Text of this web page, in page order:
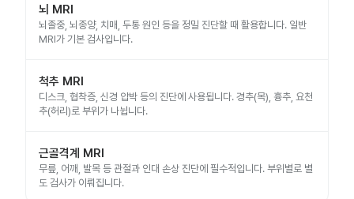
뇌 MRI
뇌졸중, 뇌종양, 치매, 두통 원인 등을 정밀 진단할 때 활용합니다. 일반
MRI가 기본 검사입니다.
척추 MRI
디스크, 협착증, 신경 압박 등의 진단에 사용됩니다. 경추(목), 흉추, 요천
추(허리)로 부위가 나뉩니다.
근골격계 MRI
무릎, 어깨, 발목 등 관절과 인대 손상 진단에 필수적입니다. 부위별로 별
도 검사가 이뤄집니다.